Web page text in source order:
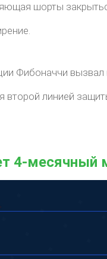
шорты
Фибоначчи вызвал
второй линией
4-